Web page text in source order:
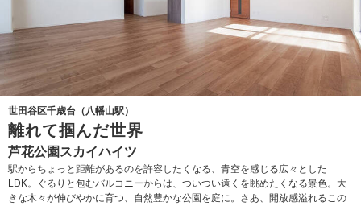
世田谷区千歳台（八幡山駅）
離れて掴んだ世界
芦花公園スカイハイツ
駅からちょっと距離があるのを許容したくなる、青空を感じる広々とした
LDK。ぐるりと包むバルコニーからは、ついつい遠くを眺めたくなる景色。大
きな木々が伸びやかに育つ、自然豊かな公園を庭に。さあ、開放感溢れるこの